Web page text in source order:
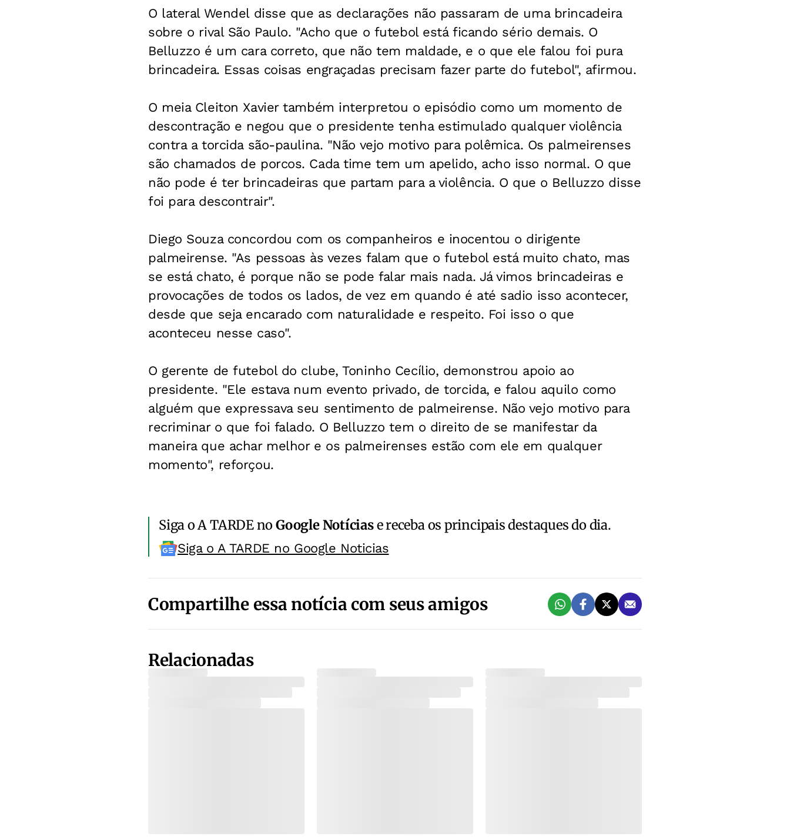
O lateral Wendel disse que as declarações não passaram de uma brincadeira
sobre o rival São Paulo. "Acho que o futebol está ficando sério demais. O
Belluzzo é um cara correto, que não tem maldade, e o que ele falou foi pura
brincadeira. Essas coisas engraçadas precisam fazer parte do futebol", afirmou.
O meia Cleiton Xavier também interpretou o episódio como um momento de
descontração e negou que o presidente tenha estimulado qualquer violência
contra a torcida são-paulina. "Não vejo motivo para polêmica. Os palmeirenses
são chamados de porcos. Cada time tem um apelido, acho isso normal. O que
não pode é ter brincadeiras que partam para a violência. O que o Belluzzo disse
foi para descontrair".
Diego Souza concordou com os companheiros e inocentou o dirigente
palmeirense. "As pessoas às vezes falam que o futebol está muito chato, mas
se está chato, é porque não se pode falar mais nada. Já vimos brincadeiras e
provocações de todos os lados, de vez em quando é até sadio isso acontecer,
desde que seja encarado com naturalidade e respeito. Foi isso o que
aconteceu nesse caso".
O gerente de futebol do clube, Toninho Cecílio, demonstrou apoio ao
presidente. "Ele estava num evento privado, de torcida, e falou aquilo como
alguém que expressava seu sentimento de palmeirense. Não vejo motivo para
recriminar o que foi falado. O Belluzzo tem o direito de se manifestar da
maneira que achar melhor e os palmeirenses estão com ele em qualquer
momento", reforçou.
Siga o A TARDE noGoogle Notíciase receba os principais destaques do dia.
Siga o A TARDE no Google Noticias
Compartilhe essa notícia com seus amigos
Relacionadas